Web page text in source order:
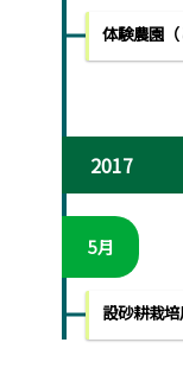
体験農園
2017
5月
設砂耕栽